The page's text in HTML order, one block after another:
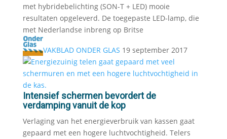
met hybridebelichting (SON-T + LED) mooie
resultaten opgeleverd. De toegepaste LED-lamp, die
met Nederlandse inbreng op Britse
VAKBLAD ONDER GLAS 19 september 2017
Intensief schermen bevordert de
verdamping vanuit de kop
Verlaging van het energieverbruik van kassen gaat
gepaard met een hogere luchtvochtigheid. Telers